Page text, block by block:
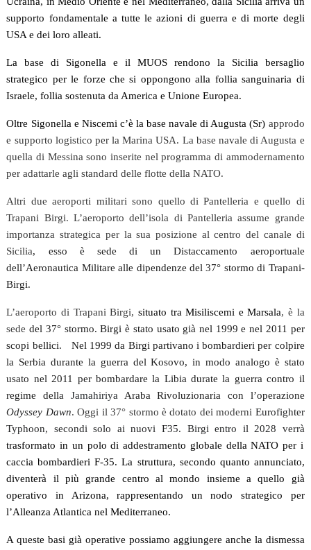
supporto fondamentale a tutte le azioni di guerra e di morte degli
USA e dei loro alleati.
La base di Sigonella e il MUOS rendono la Sicilia bersaglio
strategico per le forze che si oppongono alla follia sanguinaria di
Israele, follia sostenuta da America e Unione Europea.
Oltre Sigonella e Niscemi c’è la base navale di Augusta (Sr) approdo
e supporto logistico per la Marina USA. La base navale di Augusta e
quella di Messina sono inserite nel programma di ammodernamento
per adattarle agli standard delle flotte della NATO.
Altri due aeroporti militari sono quello di Pantelleria e quello di
Trapani Birgi. L’aeroporto dell’isola di Pantelleria assume grande
importanza strategica per la sua posizione al centro del canale di
Sicilia, esso è sede di un Distaccamento aeroportuale
dell’Aeronautica Militare alle dipendenze del 37° stormo di Trapani-
Birgi.
L’aeroporto di Trapani Birgi, situato tra Misiliscemi e Marsala, è la
sededel 37° stormo. Birgi è stato usato già nel 1999 e nel 2011 per
scopi bellici. Nel 1999 da Birgi partivano i bombardieri per colpire
la Serbia durante la guerra del Kosovo, in modo analogo è stato
usato nel 2011 per bombardare la Libia durate la guerra contro il
regime della JamahiriyaAraba Rivoluzionaria con l’operazione
Odyssey Dawn. Oggi il 37° stormo è dotato dei moderni Eurofighter
Typhoon, secondi solo ai nuovi F35. Birgi entro il 2028 verrà
trasformato in un polo di addestramento globale della NATO per i
caccia bombardieri F-35. La struttura, secondo quanto annunciato,
diventerà il più grande centro al mondo insieme a quello già
operativo in Arizona, rappresentando un nodo strategico per
l’Alleanza Atlantica nel Mediterraneo.
A queste basi già operative possiamo aggiungere anche la dismessa